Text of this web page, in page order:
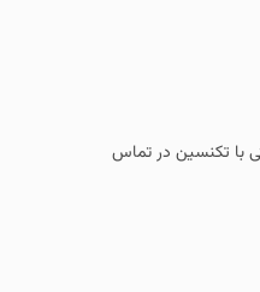
با تکنسین در تماس